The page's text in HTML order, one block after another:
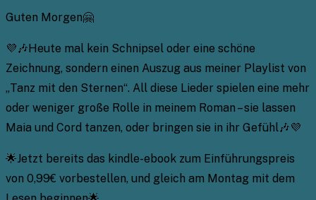
Guten Morgen🤗
💜🎶Heute mal kein Schnipsel oder eine schöne
Zeichnung, sondern einen Auszug aus meiner Playlist von
„Tanz mit den Sternen“. All diese Lieder spielen eine mehr
oder weniger große Rolle in meinem Roman – sie lassen
Maia und Cord tanzen, oder bringen sie in ihr Gefühl🎶💜
🌟Jetzt bereits das kindle-ebook zum Einführungspreis
von 0,99€ vorbestellen, und gleich am Montag mit dem